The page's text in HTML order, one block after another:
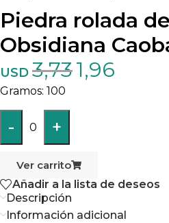
Piedra rolada
Obsidiana
USD 3,731,96
100
- 0 +
Ver carrito
Añadir a la lista de deseos
Descripción
Información adicional